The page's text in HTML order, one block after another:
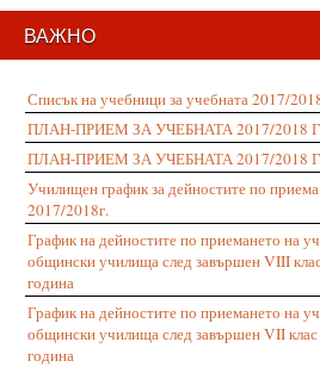
ВАЖНО
Списък на учебници за учебната 2017/
ПЛАН-ПРИЕМ ЗА УЧЕБНАТА 2017/2018
ПЛАН-ПРИЕМ ЗА УЧЕБНАТА 2017/2018
Училищен график за дейностите по
2017/2018г.
График на дейностите по приемането на
общински училища след завършен VIII
година
График на дейностите по приемането на
общински училища след завършен VII
година